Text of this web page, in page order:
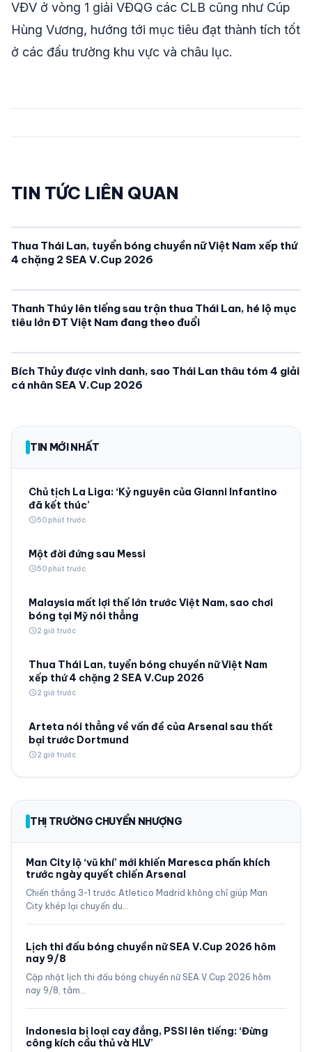
VĐV ở vòng 1 giải VĐQG các CLB cũng như Cúp
Hùng Vương, hướng tới mục tiêu đạt thành tích tốt
ở các đấu trường khu vực và châu lục.
TIN TỨC LIÊN QUAN
Thua Thái Lan, tuyển bóng chuyền nữ Việt Nam xếp thứ
4 chặng 2 SEA V.Cup 2026
Thanh Thúy lên tiếng sau trận thua Thái Lan, hé lộ mục
tiêu lớn ĐT Việt Nam đang theo đuổi
Bích Thủy được vinh danh, sao Thái Lan thâu tóm 4 giải
cá nhân SEA V.Cup 2026
TIN MỚI NHẤT
Chủ tịch La Liga: ‘Kỷ nguyên của Gianni Infantino
đã kết thúc’
schedule50 phút trước
Một đời đứng sau Messi
schedule50 phút trước
Malaysia mất lợi thế lớn trước Việt Nam, sao chơi
bóng tại Mỹ nói thẳng
schedule2 giờ trước
Thua Thái Lan, tuyển bóng chuyền nữ Việt Nam
xếp thứ 4 chặng 2 SEA V.Cup 2026
schedule2 giờ trước
Arteta nói thẳng về vấn đề của Arsenal sau thất
bại trước Dortmund
schedule2 giờ trước
THỊ TRƯỜNG CHUYỂN NHƯỢNG
Man City lộ ‘vũ khí’ mới khiến Maresca phấn khích
trước ngày quyết chiến Arsenal
Chiến thắng 3-1 trước Atletico Madrid không chỉ giúp Man
City khép lại chuyến du…
Lịch thi đấu bóng chuyền nữ SEA V.Cup 2026 hôm
nay 9/8
Cập nhật lịch thi đấu bóng chuyền nữ SEA V.Cup 2026 hôm
nay 9/8, tâm…
Indonesia bị loại cay đắng, PSSI lên tiếng: ‘Đừng
công kích cầu thủ và HLV’